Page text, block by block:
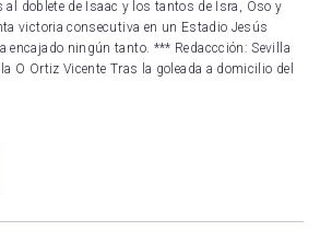
al doblete de Isaac y los tantos de Isra, Oso y
victoria consecutiva en un Estadio Jesús
encajado ningún tanto. *** Redaccción: Sevilla
O Ortiz Vicente Tras la goleada a domicilio del